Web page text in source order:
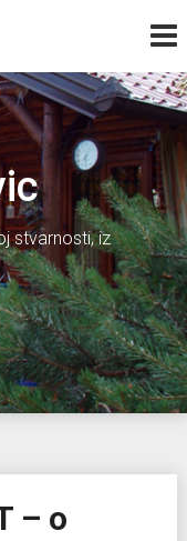
stvarnosti, iz
– o